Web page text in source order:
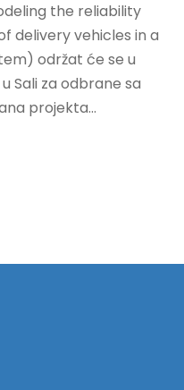
the reliability
delivery vehicles in a
održat će se u
Sali za odbrane sa
projekta...